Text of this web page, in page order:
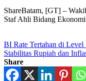
ShareBatam, [GT] –
Staf Ahli Bidang
BI Rate Tertahan di Level
Stabilitas Rupiah dan
Share